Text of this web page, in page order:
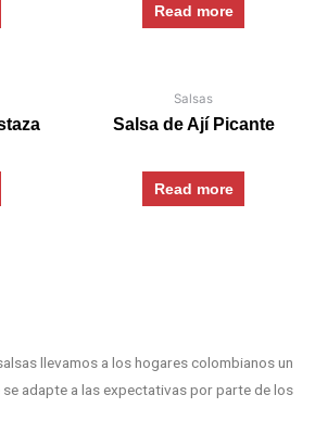
Read more
Salsas
Salsa de Ají Picante
Read more
llevamos a los hogares colombianos un
adapte a las expectativas por parte de los